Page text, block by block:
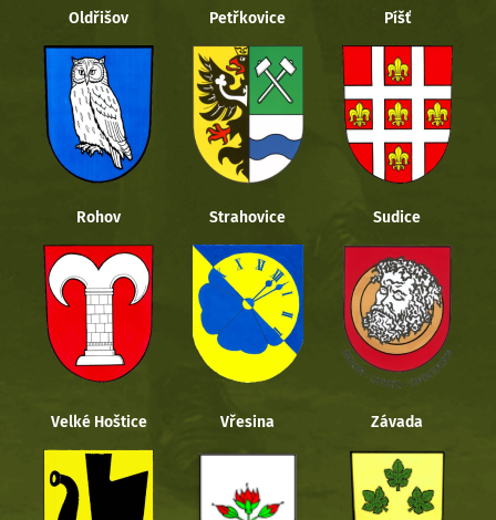
Oldřišov Petřkovice Píšť
Rohov Strahovice Sudice
Velké Hoštice Vřesina Závada